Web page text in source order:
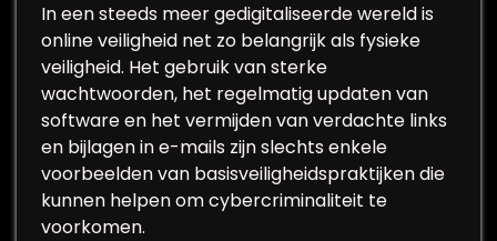
In een steeds meer gedigitaliseerde wereld is
online veiligheid net zo belangrijk als fysieke
veiligheid. Het gebruik van sterke
wachtwoorden, het regelmatig updaten van
software en het vermijden van verdachte links
en bijlagen in e-mails zijn slechts enkele
voorbeelden van basisveiligheidspraktijken die
kunnen helpen om cybercriminaliteit te
voorkomen.